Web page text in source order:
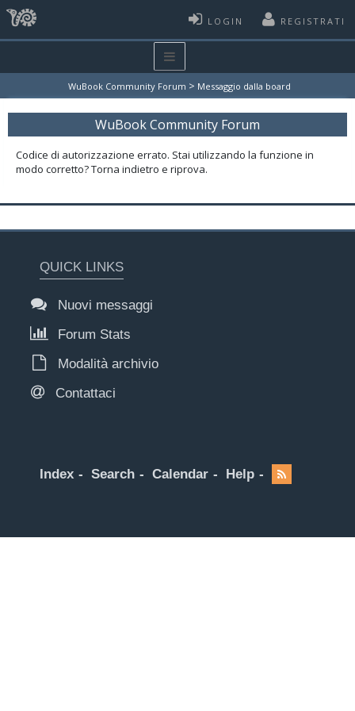
LOGIN REGISTRATI
WuBook Community Forum > Messaggio dalla board
WuBook Community Forum
Codice di autorizzazione errato. Stai utilizzando la funzione in
modo corretto? Torna indietro e riprova.
QUICK LINKS
Nuovi messaggi
Forum Stats
Modalità archivio
Contattaci
Index Search Calendar Help